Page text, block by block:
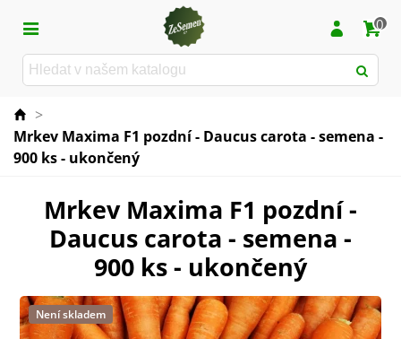
0
>
Mrkev Maxima F1 pozdní - Daucus carota - semena -
900 ks - ukončený
Mrkev Maxima F1 pozdní -
Daucus carota - semena -
900 ks - ukončený
Není skladem